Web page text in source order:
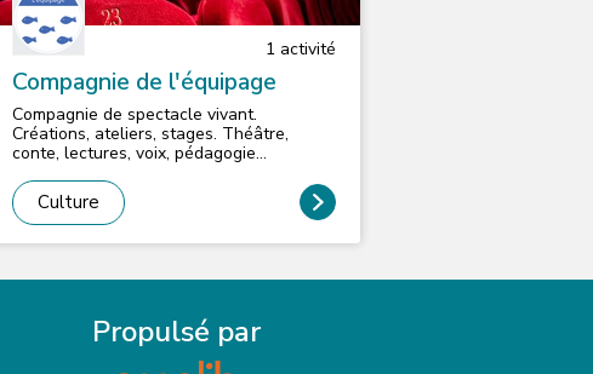
1 activité
Compagnie de l'équipage
Compagnie de spectacle vivant.
Créations, ateliers, stages. Théâtre,
conte, lectures, voix, pédagogie
compagniedelequipage
Culture
Propulsé par